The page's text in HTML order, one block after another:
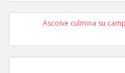
Ascoive culmina su